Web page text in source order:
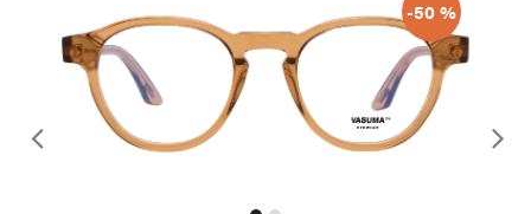
-50 %
Edellinen